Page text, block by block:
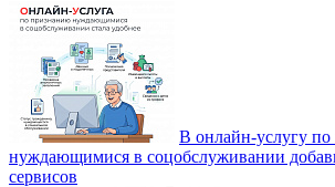
В онлайн-услугу
нуждающимися в соцобслуживании
сервисов